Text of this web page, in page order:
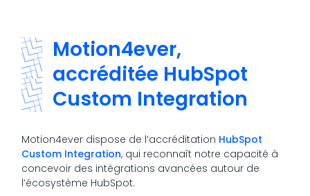
Motion4ever,
accréditée HubSpot
Custom Integration
Motion4ever dispose de l’accréditation HubSpot
Custom Integration, qui reconnaît notre capacité à
concevoir des intégrations avancées autour de
l’écosystème HubSpot.